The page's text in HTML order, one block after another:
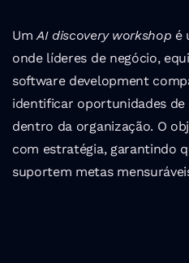
Um AI discovery workshop é
onde líderes de negócio,
software development
identificar oportunidades
dentro da organização. O
com estratégia, garantindo
suportem metas